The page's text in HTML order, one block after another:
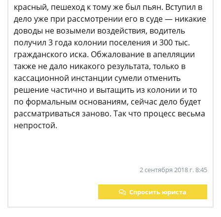
красный, пешеход к тому же был пьян. Вступил в
дело уже при рассмотрении его в суде — никакие
доводы не возымели воздействия, водитель
получил 3 года колонии поселения и 300 тыс.
гражданского иска. Обжалование в апелляции
также не дало никакого результата, только в
кассационной инстанции сумели отменить
решение частично и вытащить из колонии и то
по формальным основаниям, сейчас дело будет
рассматриваться заново. Так что процесс весьма
непростой.
2 сентября 2018 г. 8:45
Спросить юриста